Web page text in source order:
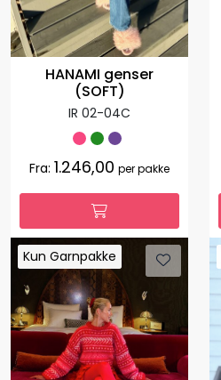
HANAMI genser
(SOFT)
IR 02-04C
Fra: 1.246,00 per pakke
Kun Garnpakke
Kun Garnpakke